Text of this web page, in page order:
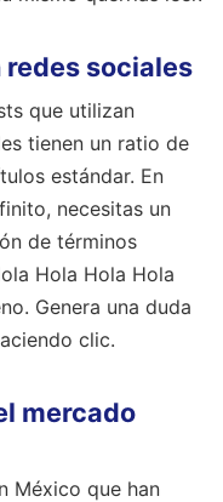
sociales
que utilizan
tienen un ratio de
estándar. En
necesitas un
de términos
Hola Hola Hola
Genera una duda
clic.
mercado
México que han